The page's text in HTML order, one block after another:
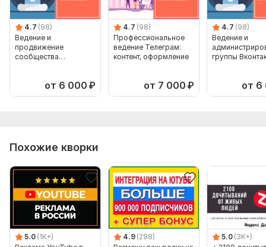
4.7 (98)
Ведение и
продвижение
сообщества
от 6 000 ₽
4.7 (98)
Профессиональное
ведение Телеграм:
контент, оформление
от 7 000 ₽
4.7 (98)
Ведение и
группы
от 6
Похожие кворки
5.0 (1K+)
4.9 (298)
5.0 (3K+)